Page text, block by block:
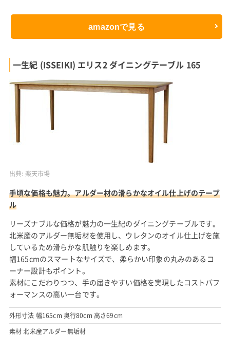
amazonで見る
一生紀 (ISSEIKI) エリス2 ダイニングテーブル 165
出典: 楽天市場
手頃な価格も魅力。アルダー材の滑らかなオイル仕上げのテーブ
ル
リーズナブルな価格が魅力の一生紀のダイニングテーブルです。
北米産のアルダー無垢材を使用し、ウレタンのオイル仕上げを施
しているため滑らかな肌触りを楽しめます。
幅165cmのスマートなサイズで、柔らかい印象の丸みのあるコ
ーナー設計もポイント。
素材にこだわりつつ、手の届きやすい価格を実現したコストパフ
ォーマンスの高い一台です。
外形寸法 幅165cm 奥行80cm 高さ69cm
素材 北米産アルダー無垢材